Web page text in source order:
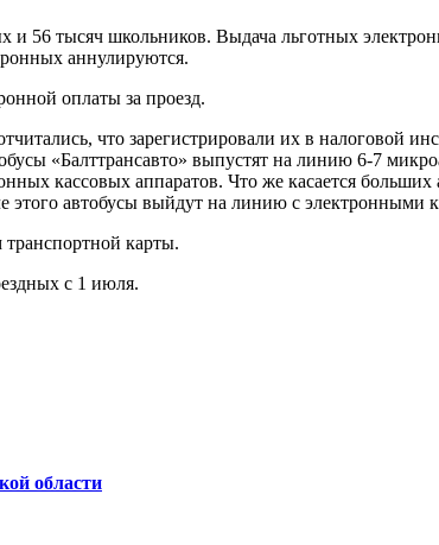
56 тысяч школьников. Выдача льготных
аннулируются.
оплаты за проезд.
что зарегистрировали их в налоговой
«Балттрансавто» выпустят на линию 6-7
кассовых аппаратов. Что же касается
этого автобусы выйдут на линию с электронными
карты.
с 1 июля.
области